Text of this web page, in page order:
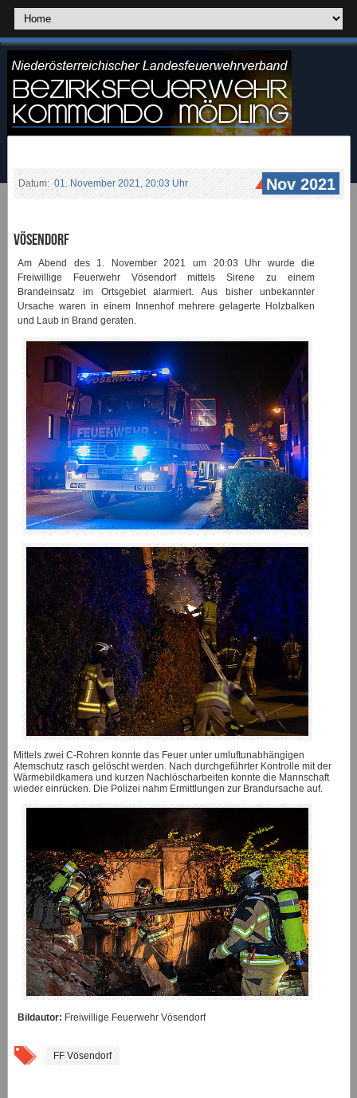
Datum: 01. November 2021, 20:03 Uhr Nov 2021
Vösendorf
Am Abend des 1. November 2021 um 20:03 Uhr wurde die
Freiwillige Feuerwehr Vösendorf mittels Sirene zu einem
Brandeinsatz im Ortsgebiet alarmiert. Aus bisher unbekannter
Ursache waren in einem Innenhof mehrere gelagerte Holzbalken
und Laub in Brand geraten.
Mittels zwei C-Rohren konnte das Feuer unter umluftunabhängigen
Atemschutz rasch gelöscht werden. Nach durchgeführter Kontrolle mit der
Wärmebildkamera und kurzen Nachlöscharbeiten konnte die Mannschaft
wieder einrücken. Die Polizei nahm Ermittlungen zur Brandursache auf.
Bildautor: Freiwillige Feuerwehr Vösendorf
FF Vösendorf